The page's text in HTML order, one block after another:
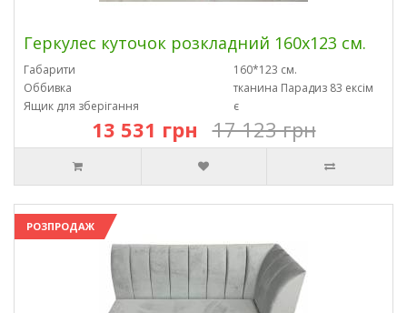
Геркулес куточок розкладний 160х123 см.
Габарити
160*123 см.
Оббивка
тканина Парадиз 83 ексім
Ящик для зберігання
є
13 531 грн 17 123 грн
РОЗПРОДАЖ